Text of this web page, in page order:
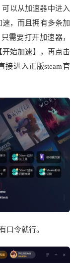
可以从加速器中进入
，而且拥有多条加
需要打开加速器，
始加速】，再点击
接进入正版steam官
口令就行。